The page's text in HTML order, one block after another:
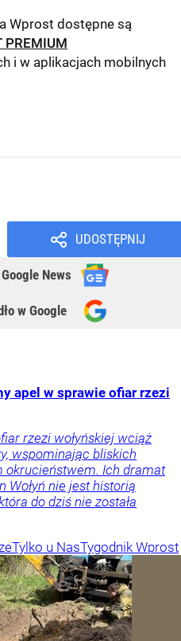
Wprost dostępne są
PREMIUM
i w aplikacjach mobilnych
UDOSTĘPNIJ
Google News
w Google
apel w sprawie ofiar rzezi
rzezi wołyńskiej wciąż
wspominając bliskich
okrucieństwem. Ich dramat
Wołyń nie jest historią
do dziś nie została
Tylko u NasTygodnik Wprost